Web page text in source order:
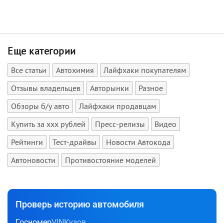
Еще категории
Все статьи Автохимия
Лайфхаки покупателям
Отзывы владельцев
Авторынки
Разное
Обзоры б/у авто
Лайфхаки продавцам
Купить за xxx рублей
Пресс-релизы
Видео
Рейтинги
Тест-драйвы
Новости Автокода
Автоновости
Противостояние моделей
Проверь историю автомобиля